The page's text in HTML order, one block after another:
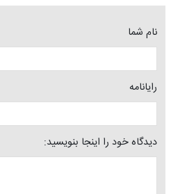
نام شما
رایانامه
دیدگاه خود را اینجا بنویسید: